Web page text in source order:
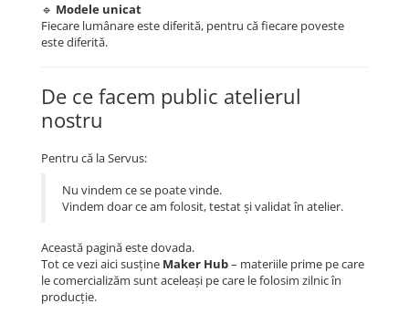
🔹 Modele unicat
Fiecare lumânare este diferită, pentru că fiecare poveste
este diferită.
De ce facem public atelierul
nostru
Pentru că la Servus:
Nu vindem ce se poate vinde.
Vindem doar ce am folosit, testat și validat în atelier.
Această pagină este dovada.
Tot ce vezi aici susține Maker Hub– materiile prime pe care
le comercializăm sunt aceleași pe care le folosim zilnic în
producție.